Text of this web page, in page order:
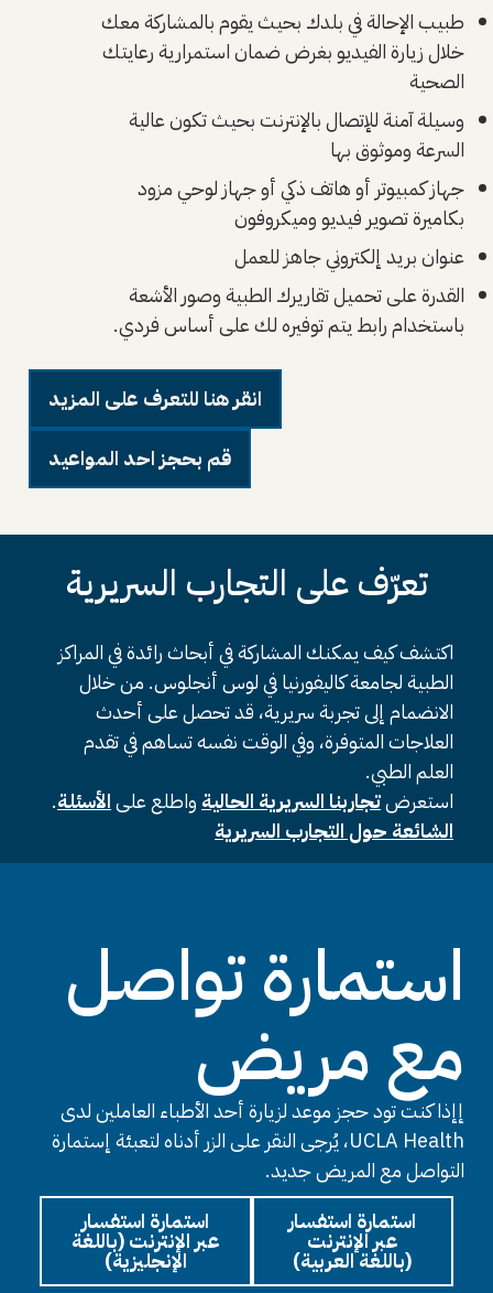
طبيب الإحالة في بلدك بحيث يقوم بالمشاركة معك
خلال زيارة الفيديو بغرض ضمان استمرارية رعايتك
الصحية
وسيلة آمنة للإتصال بالإنترنت بحيث تكون عالية
السرعة وموثوق بها
جهاز كمبيوتر أو هاتف ذكي أو جهاز لوحي مزود
بكاميرة تصوير فيديو وميكروفون
عنوان بريد إلكتروني جاهز للعمل
القدرة على تحميل تقاريرك الطبية وصور الأشعة
باستخدام رابط يتم توفيره لك على أساس فردي.
انقر هنا للتعرف على المزيد
قم بحجز احد المواعيد
تعرّف على التجارب السريرية
اكتشف كيف يمكنك المشاركة في أبحاث رائدة في المراكز
الطبية لجامعة كاليفورنيا في لوس أنجلوس. من خلال
الانضمام إلى تجربة سريرية، قد تحصل على أحدث
العلاجات المتوفرة، وفي الوقت نفسه تساهم في تقدم
العلم الطبي.
.
استعرضتجاربنا السريرية الحالية واطلع علىالأسئلة
الشائعة حول التجارب السريرية
استمارة تواصل
مع مريض
إإذا كنت تود حجز موعد لزيارة أحد الأطباء العاملين لدى
UCLA Health، يُرجى النقر على الزر أدناه لتعبئة إستمارة
التواصل مع المريض جديد.
استمارة استفسار
عبر الإنترنت (باللغة
الإنجليزية)
استمارة استفسار
عبر الإنترنت
(باللغة العربية)